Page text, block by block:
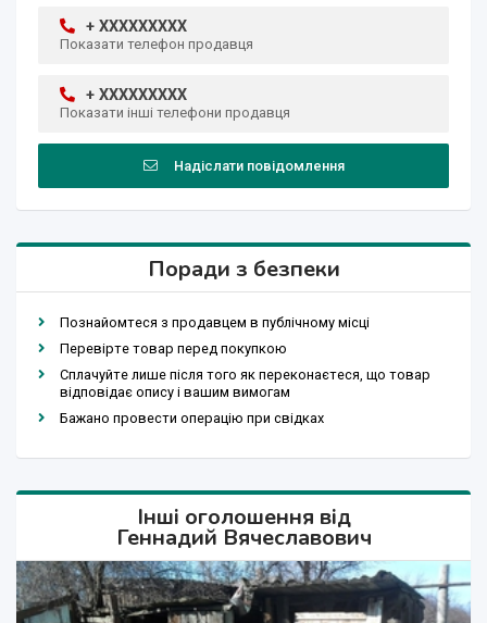
+ XXXXXXXXX
Показати телефон продавця
+ XXXXXXXXX
Показати інші телефони продавця
Надіслати повідомлення
Поради з безпеки
Познайомтеся з продавцем в публічному місці
Перевірте товар перед покупкою
Сплачуйте лише після того як переконаєтеся, що товар
відповідає опису і вашим вимогам
Бажано провести операцію при свідках
Інші оголошення від
Геннадий Вячеславович